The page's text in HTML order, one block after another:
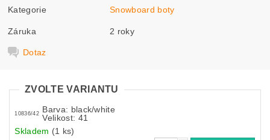
Kategorie Snowboard boty
Záruka 2 roky
Dotaz
ZVOLTE VARIANTU
10836/42
Barva: black/white
Velikost: 41
Skladem (1 ks)